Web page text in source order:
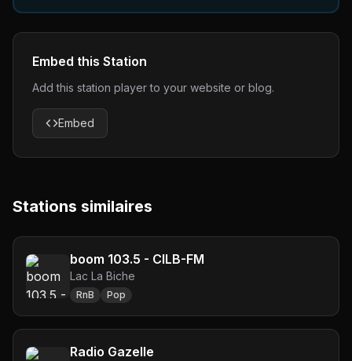
Embed this Station
Add this station player to your website or blog.
Embed
Stations similaires
boom 103.5 - CILB-FM
Lac La Biche
RnB Pop
Radio Gazelle